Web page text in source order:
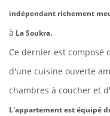
indépendant richement
à La Soukra.
Ce dernier est
d'une cuisine ouverte
chambres à coucher et
L'appartement est équipé